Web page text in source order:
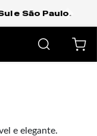
e São Paulo.
e elegante.